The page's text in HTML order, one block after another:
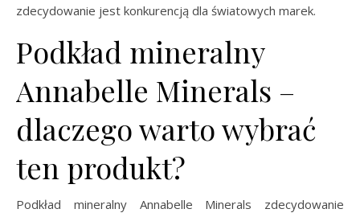
zdecydowanie jest konkurencją dla światowych marek.
Podkład mineralny
Annabelle Minerals –
dlaczego warto wybrać
ten produkt?
Podkład mineralny Annabelle Minerals zdecydowanie